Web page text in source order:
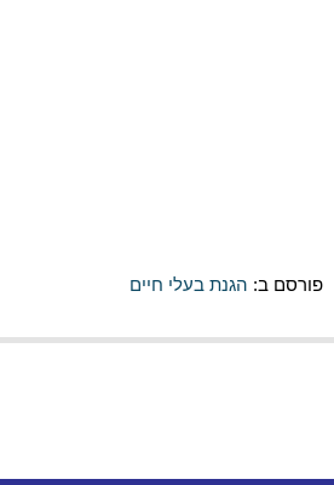
פורסם ב: הגנת בעלי חיים